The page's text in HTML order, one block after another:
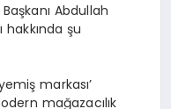
Abdullah
şu
markası’
mağazacılık